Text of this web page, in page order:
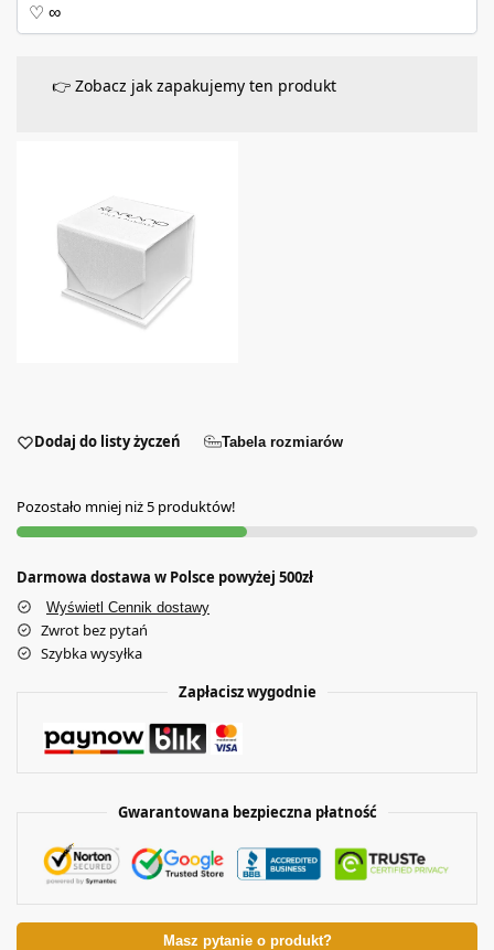
👉 Zobacz jak zapakujemy ten produkt
Dodaj do listy życzeń Tabela rozmiarów
Pozostało mniej niż 5 produktów!
Darmowa dostawa w Polsce powyżej 500zł
Wyświetl Cennik dostawy
Zwrot bez pytań
Szybka wysyłka
Zapłacisz wygodnie
Gwarantowana bezpieczna płatność
Masz pytanie o produkt?